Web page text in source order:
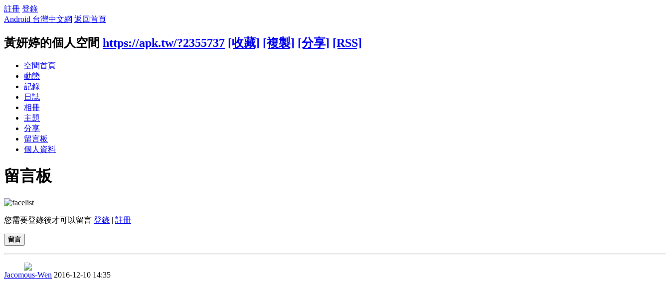
註冊 登錄
Android 台灣中文網 返回首頁
黃妍婷的個人空間 https://apk.tw/?2355737 [收藏] [複製] [分享] [RSS]
空間首頁
動態
記錄
日誌
相冊
主題
分享
留言板
個人資料
留言板
您需要登錄後才可以留言 登錄 | 註冊
留言
Jacomous-Wen 2016-12-10 14:35